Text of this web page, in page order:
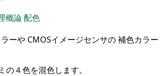
概論配色
ーや CMOSイメージセンサの 補色カラー
４色を混色します。